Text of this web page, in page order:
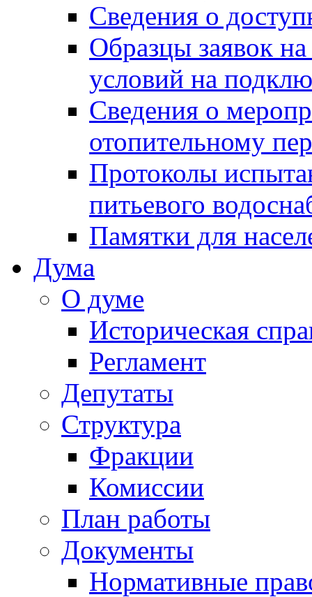
Сведения о
Образцы заявок
условий на
Сведения о
отопительному
Протоколы
питьевого
Памятки для
Дума
О думе
Историческая
Регламент
Депутаты
Структура
Фракции
Комиссии
План работы
Документы
Нормативные